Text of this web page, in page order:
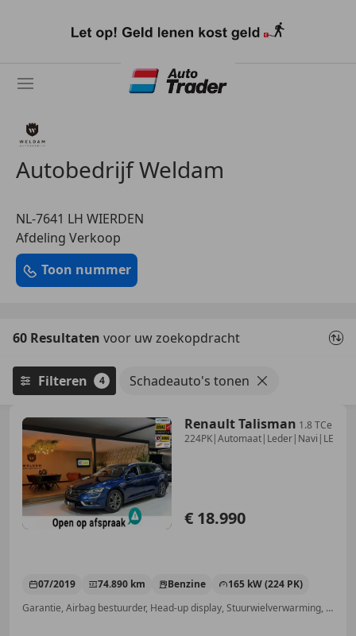
naar
Autobedrijf Weldam
NL-7641 LH WIERDEN
Afdeling Verkoop
Toon nummer
60 Resultaten voor uw zoekopdracht
Filteren 4 Schadeauto's tonen
Renault Talisman 1.8 TCe
€ 18.990
07/2019 74.890 km Benzine
165 kW (224 PK)
Garantie, Airbag bestuurder, Head-up display, Stuurwielverwarming, Navigatiesysteem, Nieuwe APK, Stoelverwarming, Apple CarPlay